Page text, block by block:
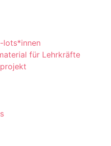
lots*innen
für Lehrkräfte